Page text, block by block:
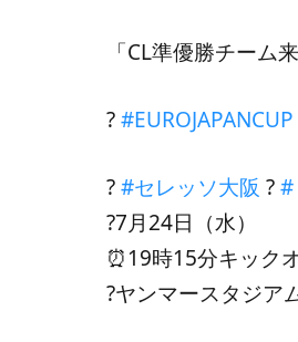
「CL準優勝チーム来
?#EUROJAPANCUP
?#セレッソ大阪 ?#
?7月24日（水）
⏰19時15分キック
?ヤンマースタジア